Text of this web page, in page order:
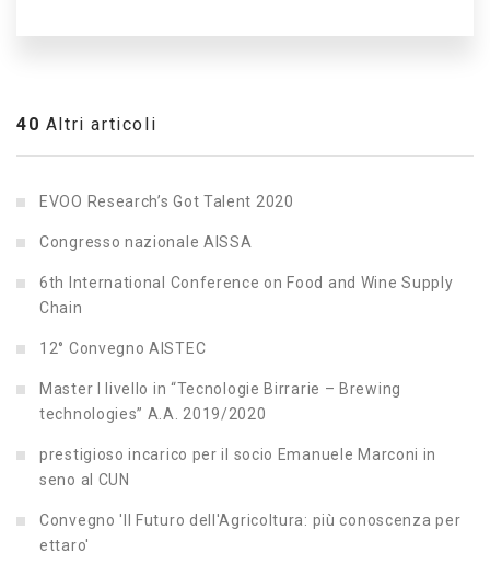
40 Altri articoli
EVOO Research’s Got Talent 2020
Congresso nazionale AISSA
6th International Conference on Food and Wine Supply
Chain
12° Convegno AISTEC
Master I livello in “Tecnologie Birrarie – Brewing
technologies” A.A. 2019/2020
prestigioso incarico per il socio Emanuele Marconi in
seno al CUN
Convegno 'Il Futuro dell'Agricoltura: più conoscenza per
ettaro'